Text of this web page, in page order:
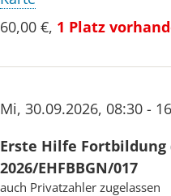
60,00 €, 1 Platz
Mi, 30.09.2026, 08:30 -
Erste Hilfe Fortbildung
2026/EHFBBGN/017
auch Privatzahler zugelassen